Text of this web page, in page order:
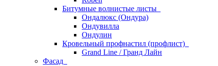
Битумные волнистые листы
Ондалюкс (Ондура)
Ондувилла
Ондулин
Кровельный профнастил (профлист)
Grand Line / Гранд Лайн
Фасад